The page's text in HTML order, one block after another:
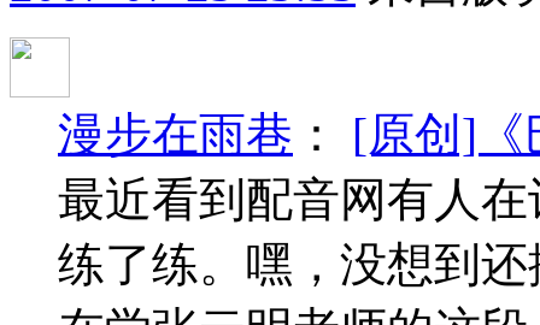
漫步在雨巷 ： [原创]《
最近看到配音网有人
练了练。嘿，没想到